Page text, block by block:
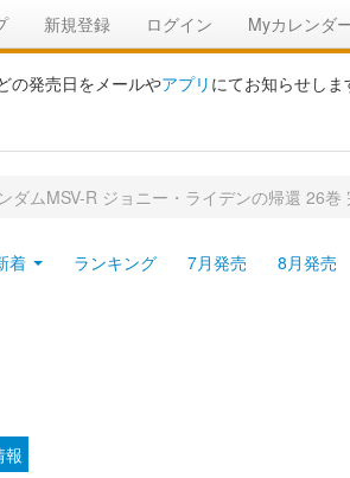
新規登録 ログイン Myカレンダ
の発売日をメールやアプリ にてお知らせしま
ダムMSV-R ジョニー・ライデンの帰還 26巻
着 ランキング 7月発売 8月発売
報